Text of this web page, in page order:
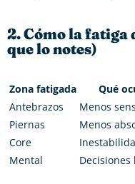
2. Cómo la fatiga
que lo notes)
Zona fatigada Qué
Antebrazos
Menos
Piernas
Menos
Core
Mental
Decisiones